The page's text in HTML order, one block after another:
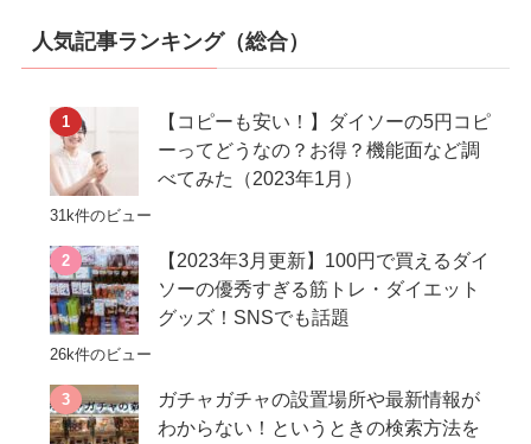
人気記事ランキング（総合）
【コピーも安い！】ダイソーの5円コピ
ーってどうなの？お得？機能面など調
べてみた（2023年1月）
31k件のビュー
【2023年3月更新】100円で買えるダイ
ソーの優秀すぎる筋トレ・ダイエット
グッズ！SNSでも話題
26k件のビュー
ガチャガチャの設置場所や最新情報が
わからない！というときの検索方法を